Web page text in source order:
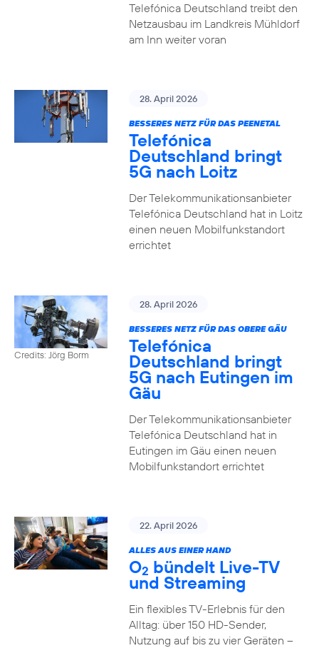
Telefónica Deutschland treibt den
Netzausbau im Landkreis Mühldorf
am Inn weiter voran
28. April 2026
BESSERES NETZ FÜR DAS PEENETAL
Telefónica
Deutschland bringt
5G nach Loitz
Der Telekommunikationsanbieter
Telefónica Deutschland hat in Loitz
einen neuen Mobilfunkstandort
errichtet
Credits: Jörg Borm
28. April 2026
BESSERES NETZ FÜR DAS OBERE GÄU
Telefónica
Deutschland bringt
5G nach Eutingen im
Gäu
Der Telekommunikationsanbieter
Telefónica Deutschland hat in
Eutingen im Gäu einen neuen
Mobilfunkstandort errichtet
22. April 2026
ALLES AUS EINER HAND
O2 bündelt Live-TV
und Streaming
Ein flexibles TV-Erlebnis für den
Alltag: über 150 HD-Sender,
Nutzung auf bis zu vier Geräten –